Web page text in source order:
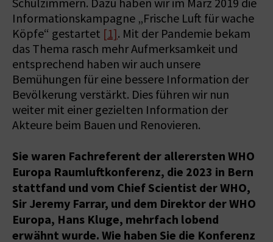
Schulzimmern. Dazu haben wir im März 2019 die
Informationskampagne „Frische Luft für wache
Köpfe“ gestartet [1]. Mit der Pandemie bekam
das Thema rasch mehr Aufmerksamkeit und
entsprechend haben wir auch unsere
Bemühungen für eine bessere Information der
Bevölkerung verstärkt. Dies führen wir nun
weiter mit einer gezielten Information der
Akteure beim Bauen und Renovieren.
Sie waren Fachreferent der allerersten WHO
Europa Raumluftkonferenz, die 2023 in Bern
stattfand und vom Chief Scientist der WHO,
Sir Jeremy Farrar, und dem Direktor der WHO
Europa, Hans Kluge, mehrfach lobend
erwähnt wurde. Wie haben Sie die Konferenz